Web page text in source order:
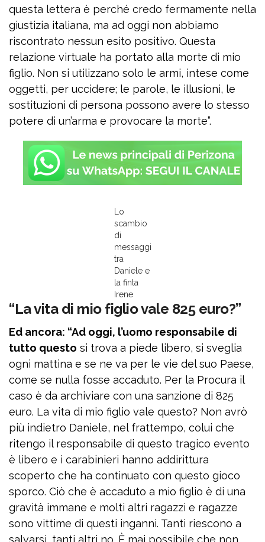
questa lettera è perché credo fermamente nella
giustizia italiana, ma ad oggi non abbiamo
riscontrato nessun esito positivo. Questa
relazione virtuale ha portato alla morte di mio
figlio. Non si utilizzano solo le armi, intese come
oggetti, per uccidere; le parole, le illusioni, le
sostituzioni di persona possono avere lo stesso
potere di un’arma e provocare la morte”.
Lo
scambio
di
messaggi
tra
Daniele e
la finta
Irene
“La vita di mio figlio vale 825 euro?”
Ed ancora: “Ad oggi, l’uomo responsabile di
tutto questo si trova a piede libero, si sveglia
ogni mattina e se ne va per le vie del suo Paese,
come se nulla fosse accaduto. Per la Procura il
caso è da archiviare con una sanzione di 825
euro. La vita di mio figlio vale questo? Non avrò
più indietro Daniele, nel frattempo, colui che
ritengo il responsabile di questo tragico evento
è libero e i carabinieri hanno addirittura
scoperto che ha continuato con questo gioco
sporco. Ciò che è accaduto a mio figlio è di una
gravità immane e molti altri ragazzi e ragazze
sono vittime di questi inganni. Tanti riescono a
salvarsi, tanti altri no. È mai possibile che non